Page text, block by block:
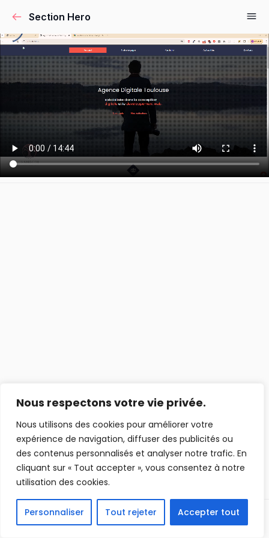
Nous respectons votre vie privée.
Nous utilisons des cookies pour améliorer votre
expérience de navigation, diffuser des publicités ou
des contenus personnalisés et analyser notre trafic. En
cliquant sur « Tout accepter », vous consentez à notre
utilisation des cookies.
Personnaliser Tout rejeter Accepter tout
Section Hero
Précédent Suivant